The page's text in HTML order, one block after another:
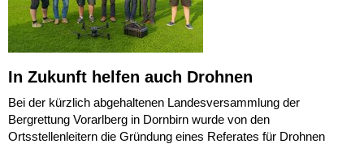
In Zukunft helfen auch Drohnen
Bei der kürzlich abgehaltenen Landesversammlung der
Bergrettung Vorarlberg in Dornbirn wurde von den
Ortsstellenleitern die Gründung eines Referates für Drohnen